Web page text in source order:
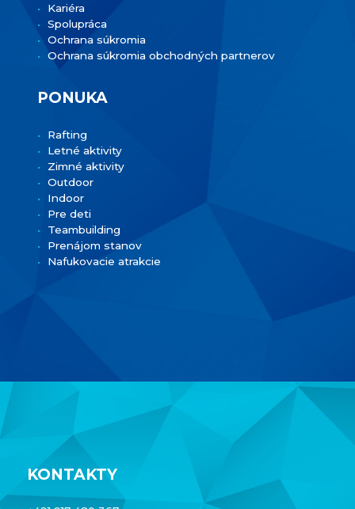
KONTAKTY
Kariéra
Spolupráca
Ochrana súkromia
Ochrana súkromia obchodných partnerov
PONUKA
Rafting
Letné aktivity
Zimné aktivity
Outdoor
Indoor
Pre deti
Teambuilding
Prenájom stanov
Nafukovacie atrakcie